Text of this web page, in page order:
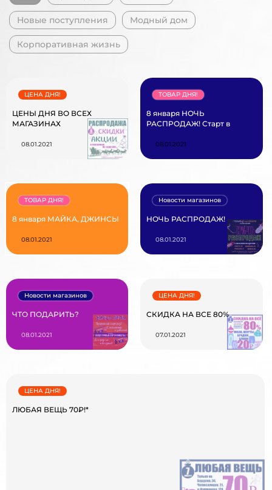
Новые поступления Модный дом
Корпоративная жизнь
ЦЕНЫ ДНЯ ВО ВСЕХ
МАГАЗИНАХ
ЦЕНА ДНЯ!
08.01.2021
8 января НОЧЬ
РАСПРОДАЖ! Старт в
ТОВАР ДНЯ!
08.01.2021
8 января МАЙКА, ДЖИНСЫ
ТОВАР ДНЯ!
08.01.2021
НОЧЬ РАСПРОДАЖ!
Новости магазинов
08.01.2021
ЧТО ПОДАРИТЬ?
Новости магазинов
08.01.2021
СКИДКА НА ВСЕ 80%
ЦЕНА ДНЯ!
07.01.2021
ЛЮБАЯ ВЕЩЬ 70₽!*
ЦЕНА ДНЯ!